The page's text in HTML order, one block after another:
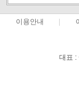
이용안내
대표 :